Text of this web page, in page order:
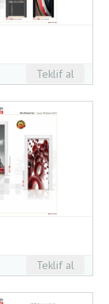
Teklif al
Teklif al